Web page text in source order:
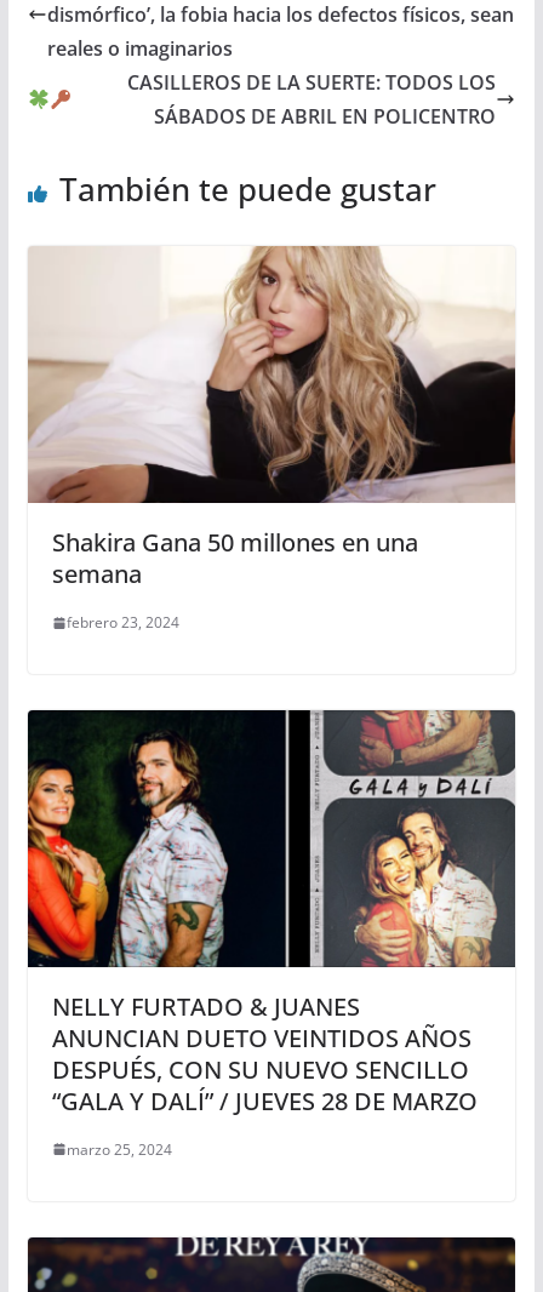
dismórfico’, la fobia hacia los defectos físicos, sean
reales o imaginarios
CASILLEROS DE LA SUERTE: TODOS LOS
SÁBADOS DE ABRIL EN POLICENTRO
También te puede gustar
Shakira Gana 50 millones en una
semana
febrero 23, 2024
NELLY FURTADO & JUANES
ANUNCIAN DUETO VEINTIDOS AÑOS
DESPUÉS, CON SU NUEVO SENCILLO
“GALA Y DALÍ” / JUEVES 28 DE MARZO
marzo 25, 2024